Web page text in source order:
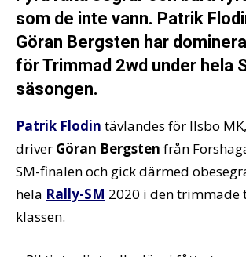
som de inte vann. Patrik
Göran Bergsten har
för Trimmad 2wd under hela
säsongen.
Patrik Flodin tävlandes för Ilsbo
driver Göran Bergsten från
SM-finalen och gick därmed
hela Rally-SM 2020 i den trimmade
klassen.